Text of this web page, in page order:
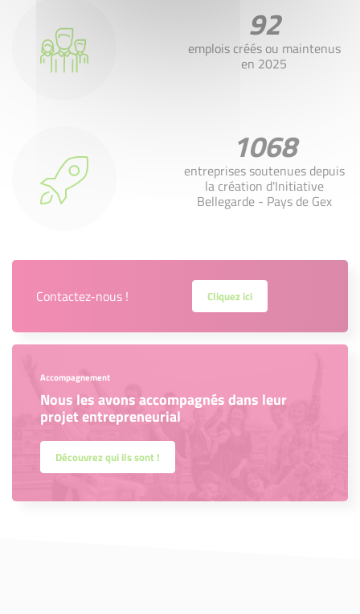
92
emplois créés ou maintenus
en 2025
1068
entreprises soutenues depuis
la création d'Initiative
Bellegarde - Pays de Gex
Contactez-nous ! Cliquez ici
Accompagnement
Nous les avons accompagnés dans leur
projet entrepreneurial
Découvrez qui ils sont !